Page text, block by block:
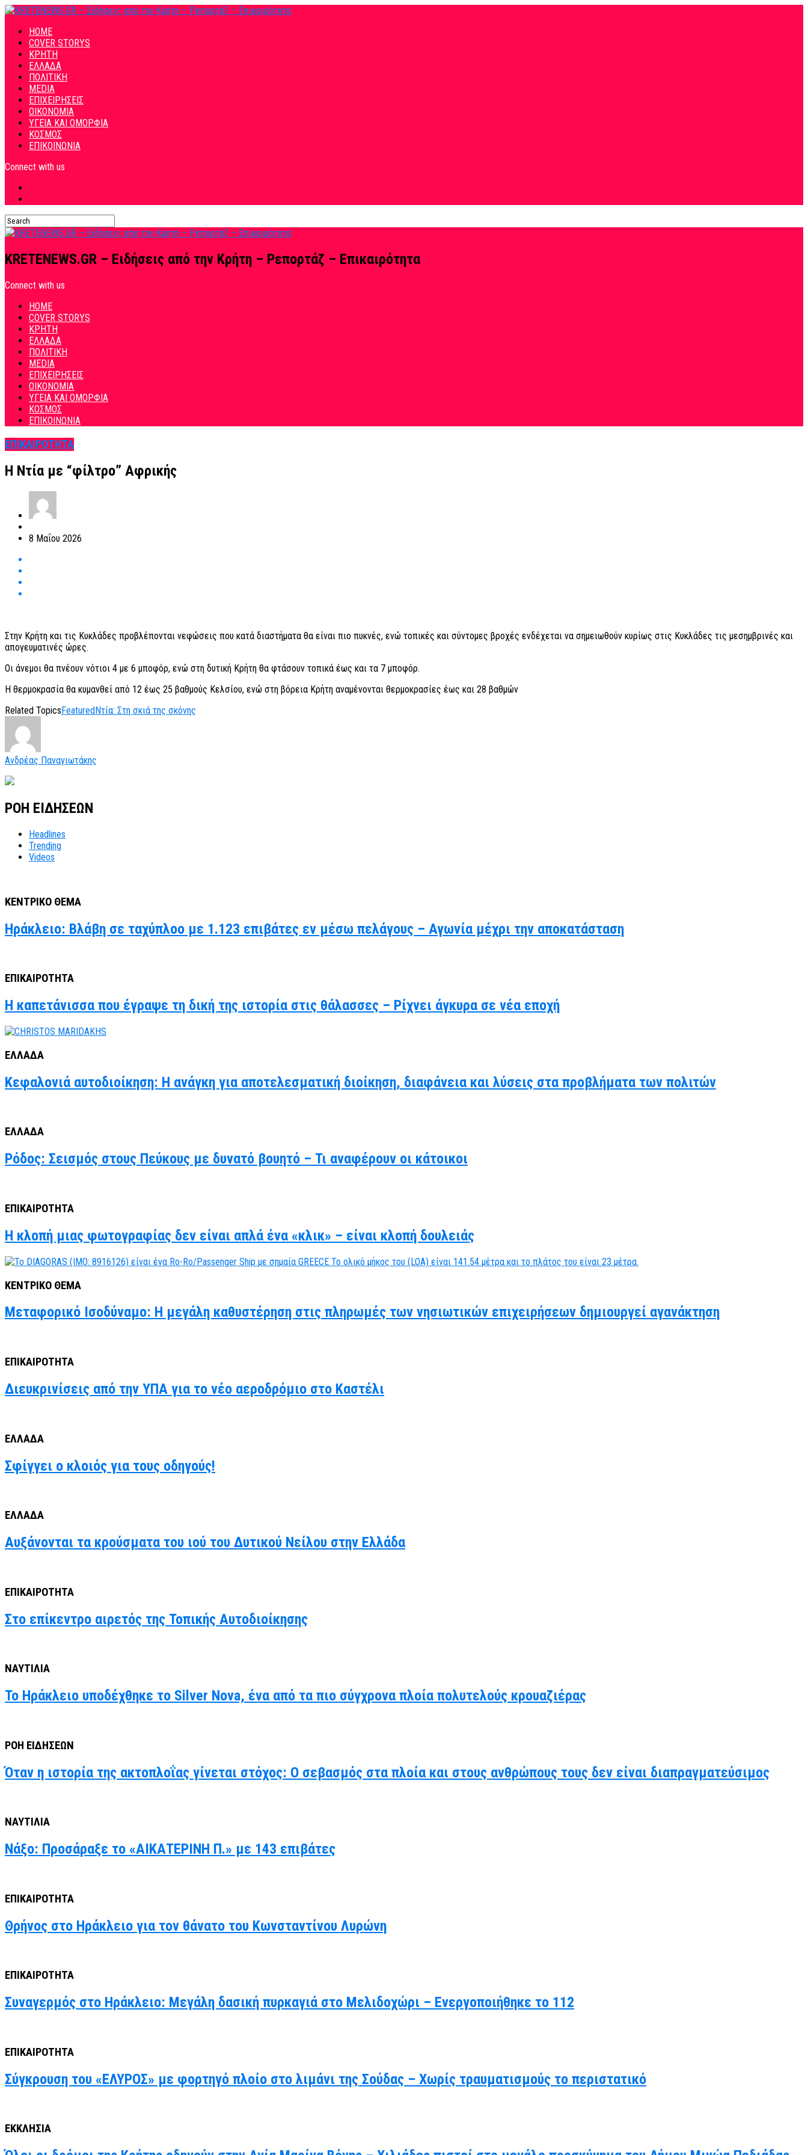
HOME
COVER STORYS
ΚΡΗΤΗ
ΕΛΛΑΔΑ
ΠΟΛΙΤΙΚΗ
MEDIA
ΕΠΙΧΕΙΡΗΣΕΙΣ
ΟΙΚΟΝΟΜΙΑ
ΥΓΕΙΑ ΚΑΙ ΟΜΟΡΦΙΑ
ΚΟΣΜΟΣ
ΕΠΙΚΟΙΝΩΝΙΑ
Connect with us
KRETENEWS.GR – Ειδήσεις από την Κρήτη – Ρεπορτάζ – Επικαιρότητα
Connect with us
HOME
COVER STORYS
ΚΡΗΤΗ
ΕΛΛΑΔΑ
ΠΟΛΙΤΙΚΗ
MEDIA
ΕΠΙΧΕΙΡΗΣΕΙΣ
ΟΙΚΟΝΟΜΙΑ
ΥΓΕΙΑ ΚΑΙ ΟΜΟΡΦΙΑ
ΚΟΣΜΟΣ
ΕΠΙΚΟΙΝΩΝΙΑ
ΕΠΙΚΑΙΡΟΤΗΤΑ
Η Ντία με “φίλτρο” Αφρικής
8 Μαΐου 2026
Στην Κρήτη και τις Κυκλάδες προβλέπονται νεφώσεις που κατά διαστήματα θα είναι πιο πυκνές, ενώ τοπικές και σύντομες βροχές ενδέχεται να σημειωθούν κυρίως στις Κυκλάδες τις μεσημβρινές και
απογευματινές ώρες.
Οι άνεμοι θα πνέουν νότιοι 4 με 6 μποφόρ, ενώ στη δυτική Κρήτη θα φτάσουν τοπικά έως και τα 7 μποφόρ.
Η θερμοκρασία θα κυμανθεί από 12 έως 25 βαθμούς Κελσίου, ενώ στη βόρεια Κρήτη αναμένονται θερμοκρασίες έως και 28 βαθμών
Related Topics Featured Ντία: Στη σκιά της σκόνης
Ανδρέας Παναγιωτάκης
ΡΟΗ ΕΙΔΗΣΕΩΝ
Headlines
Trending
Videos
ΚΕΝΤΡΙΚΟ ΘΕΜΑ
Ηράκλειο: Βλάβη σε ταχύπλοο με 1.123 επιβάτες εν μέσω πελάγους – Αγωνία μέχρι την αποκατάσταση
ΕΠΙΚΑΙΡΟΤΗΤΑ
Η καπετάνισσα που έγραψε τη δική της ιστορία στις θάλασσες – Ρίχνει άγκυρα σε νέα εποχή
ΕΛΛΑΔΑ
Κεφαλονιά αυτοδιοίκηση: Η ανάγκη για αποτελεσματική διοίκηση, διαφάνεια και λύσεις στα προβλήματα των πολιτών
ΕΛΛΑΔΑ
Ρόδος: Σεισμός στους Πεύκους με δυνατό βουητό – Τι αναφέρουν οι κάτοικοι
ΕΠΙΚΑΙΡΟΤΗΤΑ
Η κλοπή μιας φωτογραφίας δεν είναι απλά ένα «κλικ» – είναι κλοπή δουλειάς
ΚΕΝΤΡΙΚΟ ΘΕΜΑ
Μεταφορικό Ισοδύναμο: Η μεγάλη καθυστέρηση στις πληρωμές των νησιωτικών επιχειρήσεων δημιουργεί αγανάκτηση
ΕΠΙΚΑΙΡΟΤΗΤΑ
Διευκρινίσεις από την ΥΠΑ για το νέο αεροδρόμιο στο Καστέλι
ΕΛΛΑΔΑ
Σφίγγει ο κλοιός για τους οδηγούς!
ΕΛΛΑΔΑ
Αυξάνονται τα κρούσματα του ιού του Δυτικού Νείλου στην Ελλάδα
ΕΠΙΚΑΙΡΟΤΗΤΑ
Στο επίκεντρο αιρετός της Τοπικής Αυτοδιοίκησης
ΝΑΥΤΙΛΙΑ
Το Ηράκλειο υποδέχθηκε το Silver Nova, ένα από τα πιο σύγχρονα πλοία πολυτελούς κρουαζιέρας
ΡΟΗ ΕΙΔΗΣΕΩΝ
Όταν η ιστορία της ακτοπλοΐας γίνεται στόχος: Ο σεβασμός στα πλοία και στους ανθρώπους τους δεν είναι διαπραγματεύσιμος
ΝΑΥΤΙΛΙΑ
Νάξο: Προσάραξε το «ΑΙΚΑΤΕΡΙΝΗ Π.» με 143 επιβάτες
ΕΠΙΚΑΙΡΟΤΗΤΑ
Θρήνος στο Ηράκλειο για τον θάνατο του Κωνσταντίνου Λυρώνη
ΕΠΙΚΑΙΡΟΤΗΤΑ
Συναγερμός στο Ηράκλειο: Μεγάλη δασική πυρκαγιά στο Μελιδοχώρι – Ενεργοποιήθηκε το 112
ΕΠΙΚΑΙΡΟΤΗΤΑ
Σύγκρουση του «ΕΛΥΡΟΣ» με φορτηγό πλοίο στο λιμάνι της Σούδας – Χωρίς τραυματισμούς το περιστατικό
ΕΚΚΛΗΣΙΑ